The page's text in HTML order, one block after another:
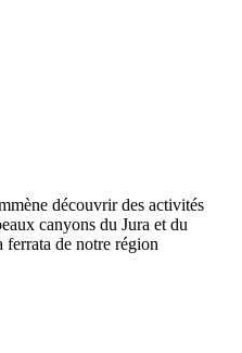
découvrir des activités
canyons du Jura et du
de notre région